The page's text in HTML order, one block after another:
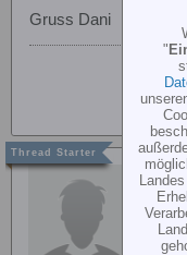
Gruss Dani
"